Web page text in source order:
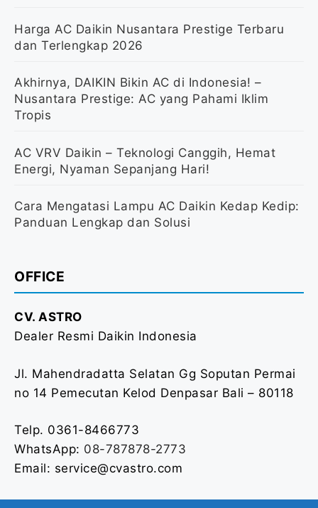
Harga AC Daikin Nusantara Prestige Terbaru
dan Terlengkap 2026
Akhirnya, DAIKIN Bikin AC di Indonesia! –
Nusantara Prestige: AC yang Pahami Iklim
Tropis
AC VRV Daikin – Teknologi Canggih, Hemat
Energi, Nyaman Sepanjang Hari!
Cara Mengatasi Lampu AC Daikin Kedap Kedip:
Panduan Lengkap dan Solusi
OFFICE
CV. ASTRO
Dealer Resmi Daikin Indonesia
Jl. Mahendradatta Selatan Gg Soputan Permai
no 14 Pemecutan Kelod Denpasar Bali – 80118
Telp. 0361-8466773
WhatsApp: 08-787878-2773
Email: service@cvastro.com